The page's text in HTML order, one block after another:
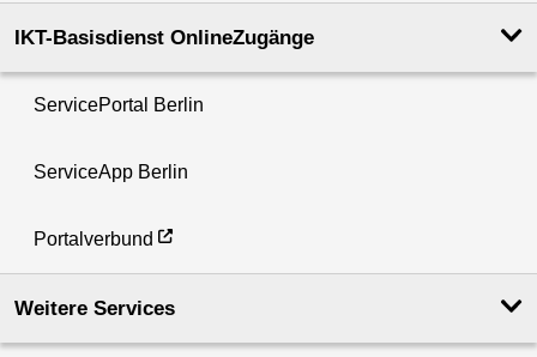
IKT-Basisdienst OnlineZugänge
ServicePortal Berlin
ServiceApp Berlin
Portalverbund
Weitere Services